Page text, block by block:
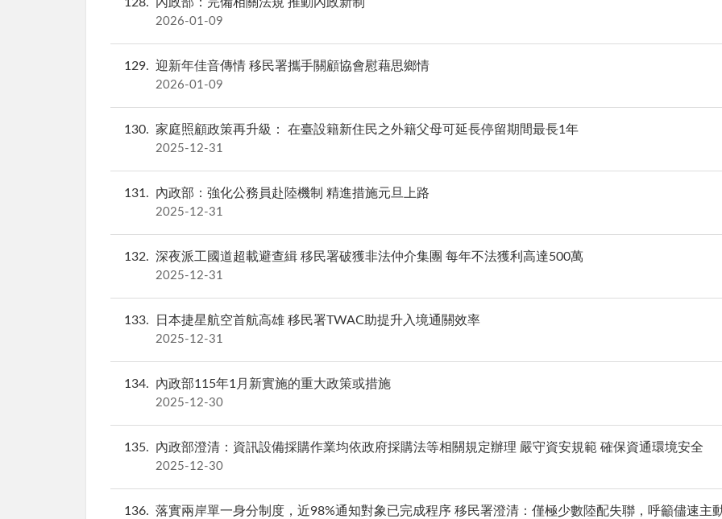
2026-01-09
129 迎新年佳音傳情 移民署攜手關顧協會慰藉思鄉情
2026-01-09
130 家庭照顧政策再升級： 在臺設籍新住民之外籍父母可延長停留期間最長1年
2025-12-31
131 內政部：強化公務員赴陸機制 精進措施元旦上路
2025-12-31
132 深夜派工國道超載避查緝 移民署破獲非法仲介集團 每年不法獲利高達500萬
2025-12-31
133 日本捷星航空首航高雄 移民署TWAC助提升入境通關效率
2025-12-31
134 內政部115年1月新實施的重大政策或措施
2025-12-30
135 內政部澄清：資訊設備採購作業均依政府採購法等相關規定辦理 嚴守資安規範 確保資通環境安全
2025-12-30
136 落實兩岸單一身分制度，近98%通知對象已完成程序 移民署澄清：僅極少數陸配失聯，呼籲儘速主